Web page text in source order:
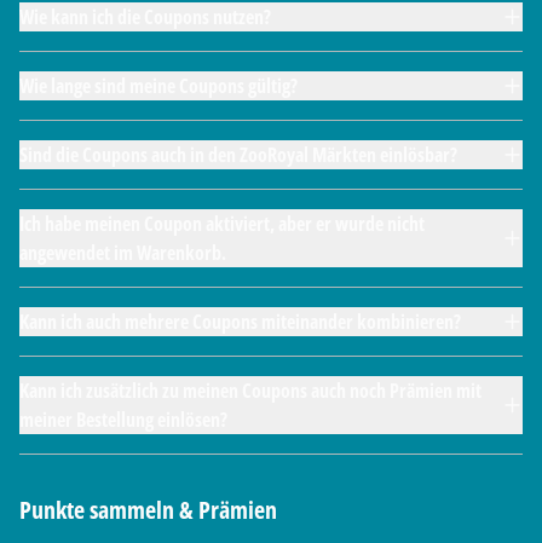
Punkte sammeln & Prämien